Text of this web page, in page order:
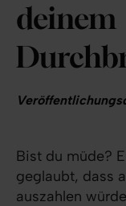
deinem
Bist du müde?
geglaubt, dass
auszahlen